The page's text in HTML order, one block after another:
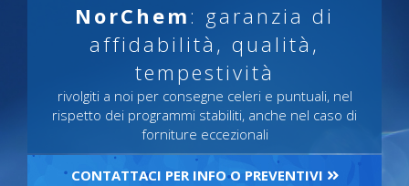
NorChem : garanzia di
affidabilità, qualità,
tempestività
rivolgiti a noi per consegne celeri e puntuali, nel
rispetto dei programmi stabiliti, anche nel caso di
forniture eccezionali
CONTATTACI PER INFO O PREVENTIVI